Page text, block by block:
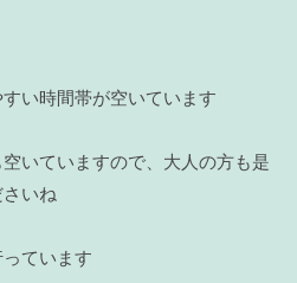
い時間帯が空いています
いていますので、大人の方も是
いね
ています